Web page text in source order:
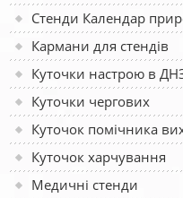
Стенди Календар
Кармани для стендів
Куточки настрою в
Куточки чергових
Куточок помічника
Куточок харчування
Медичні стенди